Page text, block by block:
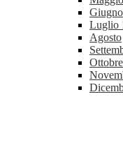
Giugno
Luglio
Agosto
Ottobre